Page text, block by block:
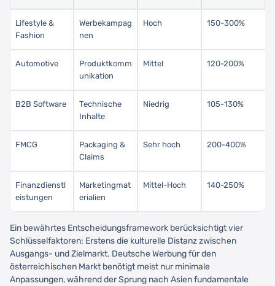
Lifestyle &
Fashion
Werbekampag
nen
Hoch 150-300%
Automotive
Produktkomm
unikation
Mittel 120-200%
B2B Software
Technische
Inhalte
Niedrig 105-130%
FMCG
Packaging &
Claims
Sehr hoch 200-400%
Finanzdienstl
eistungen
Marketingmat
erialien
Mittel-Hoch 140-250%
Ein bewährtes Entscheidungsframework berücksichtigt vier
Schlüsselfaktoren: Erstens die kulturelle Distanz zwischen
Ausgangs- und Zielmarkt. Deutsche Werbung für den
österreichischen Markt benötigt meist nur minimale
Anpassungen, während der Sprung nach Asien fundamentale